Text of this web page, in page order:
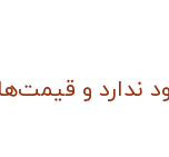
ندارد و